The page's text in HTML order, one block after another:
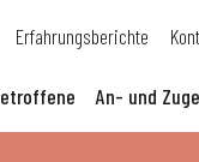
Erfahrungsberichte
An- und